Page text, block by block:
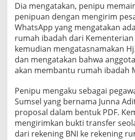
Dia mengatakan, penipu
penipuan dengan mengirim
WhatsApp yang mengatakan
rumah ibadah dari Kementerian
kemudian mengatasnamakan
dan mengatakan bahwa
akan membantu rumah ibadah
Penipu mengaku sebagai
Sumsel yang bernama Junna
proposal dalam bentuk PDF.
mengirimkan bukti transfer
dari rekening BNI ke rekening